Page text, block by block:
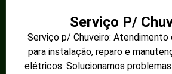
Serviço P/
Serviço p/ Chuveiro: Atendimento
para instalação, reparo e
elétricos. Solucionamos